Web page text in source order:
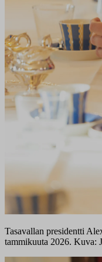
Tasavallan presidentti
tammikuuta 2026. Kuva: